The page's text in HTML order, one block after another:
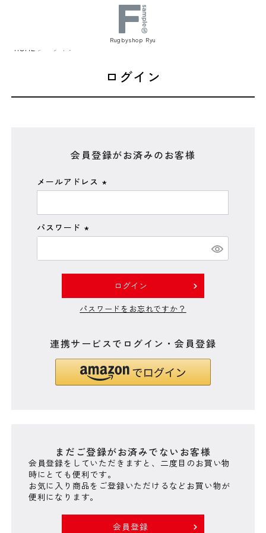
Rugbyshop Ryu
HOME ログイン
ログイン
会員登録がお済みのお客様
メールアドレス
須
パスワード
須
)
ログイン
パスワードをお忘れですか？
連携サービスでログイン・会員登録
まだご登録がお済みでないお客様
会員登録をしていただきますと、二度目のお買い物
時にとても便利です。
お気に入り商品をご登録いただけるなどお買い物が
便利になります。
会員登録